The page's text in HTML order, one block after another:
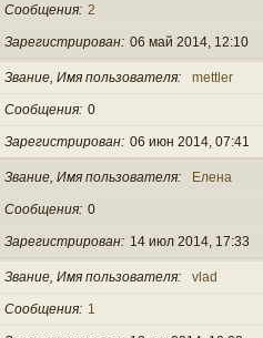
Сообщения 2
Зарегистрирован 06 май 2014, 12:10
Звание, Имя пользователя mettler
Сообщения 0
Зарегистрирован 06 июн 2014, 07:41
Звание, Имя пользователя Елена
Сообщения 0
Зарегистрирован 14 июл 2014, 17:33
Звание, Имя пользователя vlad
Сообщения 1